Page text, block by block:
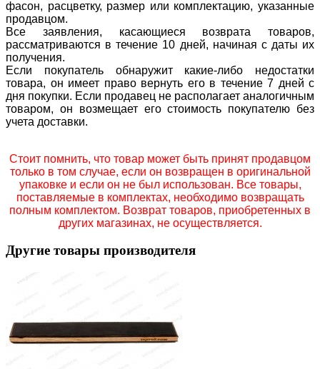
фасон, расцветку, размер или комплектацию, указанные
продавцом.
Все заявления, касающиеся возврата товаров,
рассматриваются в течение 10 дней, начиная с даты их
получения.
Если покупатель обнаружит какие-либо недостатки
товара, он имеет право вернуть его в течение 7 дней с
дня покупки. Если продавец не располагает аналогичным
товаром, он возмещает его стоимость покупателю без
учета доставки.
Стоит помнить, что товар может быть принят продавцом
только в том случае, если он возвращен в оригинальной
упаковке и если он не был использован. Все товары,
поставляемые в комплектах, необходимо возвращать
полным комплектом. Возврат товаров, приобретенных в
других магазинах, не осуществляется.
Другие товары производителя